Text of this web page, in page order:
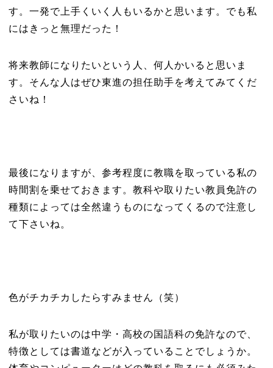
す。一発で上手くいく人もいるかと思います。でも私
にはきっと無理だった！
将来教師になりたいという人、何人かいると思いま
す。そんな人はぜひ東進の担任助手を考えてみてくだ
さいね！
最後になりますが、参考程度に教職を取っている私の
時間割を乗せておきます。教科や取りたい教員免許の
種類によっては全然違うものになってくるので注意し
て下さいね。
色がチカチカしたらすみません（笑）
私が取りたいのは中学・高校の国語科の免許なので、
特徴としては書道などが入っていることでしょうか。